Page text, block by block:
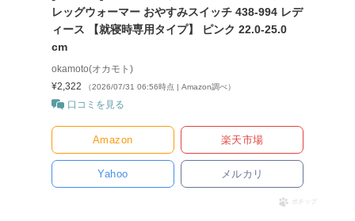
レッグウォーマー おやすみスイッチ 438-994 レデ
ィース 【就寝時専用タイプ】 ピンク 22.0-25.0
cm
okamoto(オカモト)
¥2,322
（2026/07/31 06:56時点 | Amazon調べ）
口コミを見る
Amazon 楽天市場
Yahoo メルカリ
ポチップ